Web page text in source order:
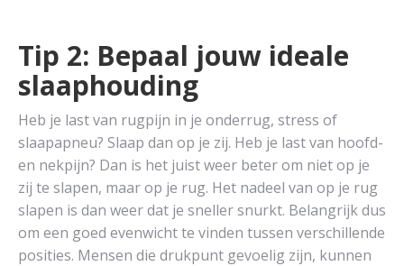
Tip 2: Bepaal jouw ideale
slaaphouding
Heb je last van rugpijn in je onderrug, stress of
slaapapneu? Slaap dan op je zij. Heb je last van hoofd-
en nekpijn? Dan is het juist weer beter om niet op je
zij te slapen, maar op je rug. Het nadeel van op je rug
slapen is dan weer dat je sneller snurkt. Belangrijk dus
om een goed evenwicht te vinden tussen verschillende
posities. Mensen die drukpunt gevoelig zijn, kunnen